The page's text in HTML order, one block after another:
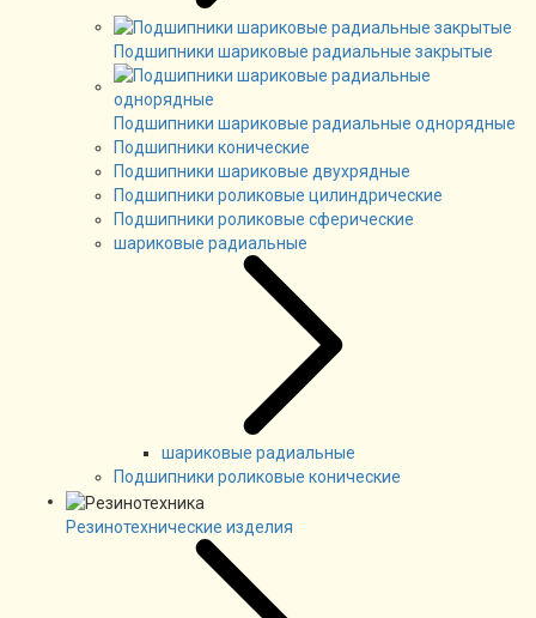
Подшипники шариковые радиальные закрытые
Подшипники шариковые радиальные однорядные
Подшипники конические
Подшипники шариковые двухрядные
Подшипники роликовые цилиндрические
Подшипники роликовые сферические
шариковые радиальные
шариковые радиальные
Подшипники роликовые конические
Резинотехнические изделия